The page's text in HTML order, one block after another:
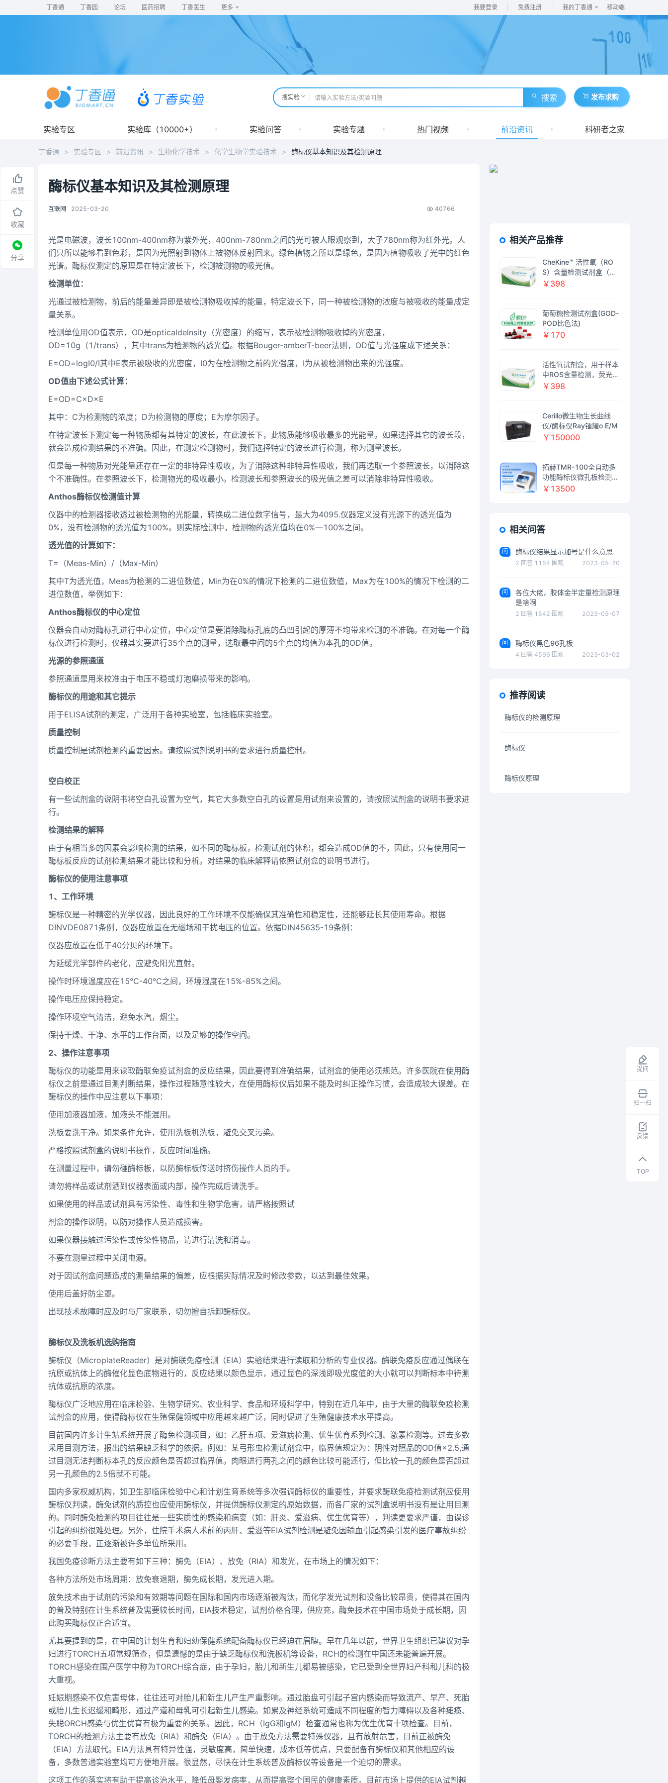
丁香通 丁香园 论坛 医药招聘 丁香医生 更多 我要登录 免费注册 我的丁香通 移动端
搜实验 搜索 发布求购
实验专区 实验库（10000+） 实验问答 实验专题 热门视频 前沿资讯 科研者之家
丁香通 > 实验专区 > 前沿资讯 > 生物化学技术 > 化学生物学实验技术 > 酶标仪基本知识及其检测原理
点赞
收藏
分享
酶标仪基本知识及其检测原理
互联网 2025-03-20 40766
光是电磁波，波长100nm-400nm称为紫外光，400nm-780nm之间的光可被人眼观察到，大子780nm称为红外光。人
们只所以能够看到色彩，是因为光照射到物体上被物体反射回来。绿色植物之所以是绿色，是因为植物吸收了光中的红色
光谱。酶标仪测定的原理是在特定波长下，检测被测物的吸光值。
检测单位：
光通过被检测物，前后的能量差异即是被检测物吸收掉的能量，特定波长下，同一种被检测物的浓度与被吸收的能量成定
量关系。
检测单位用OD值表示，OD是opticaldelnsity（光密度）的缩写，表示被检测物吸收掉的光密度，
OD=10g（1/trans），其中trans为检测物的透光值。根据Bouger-amberT-beer法则，OD值与光强度成下述关系：
E=OD=logⅠ0/Ⅰ其中E表示被吸收的光密度，Ⅰ0为在检测物之前的光强度，Ⅰ为从被检测物出来的光强度。
OD值由下述公式计算：
E=OD=C×D×E
其中：C为检测物的浓度；D为检测物的厚度；E为摩尔因子。
在特定波长下测定每一种物质都有其特定的波长，在此波长下，此物质能够吸收最多的光能量。如果选择其它的波长段，
就会造成检测结果的不准确。因此，在测定检测物时，我们选择特定的波长进行检测，称为测量波长。
但是每一种物质对光能量还存在一定的非特异性吸收，为了消除这种非特异性吸收，我们再选取一个参照波长，以消除这
个不准确性。在参照波长下，检测物光的吸收最小。检测波长和参照波长的吸光值之差可以消除非特异性吸收。
Anthos酶标仪检测值计算
仪器中的检测器接收透过被检测物的光能量，转换成二进位数字信号，最大为4095.仪器定义没有光源下的透光值为
0%，没有检测物的透光值为100%。则实际检测中，检测物的透光值均在0%一100%之间。
透光值的计算如下：
T=（Meas-Min）/（Max-Min）
其中T为透光值，Meas为检测的二进位数值，Min为在0%的情况下检测的二进位数值，Max为在100%的情况下检测的二
进位数值，举例如下：
Anthos酶标仪的中心定位
仪器会自动对酶标孔进行中心定位，中心定位是要消除酶标孔底的凸凹引起的厚薄不均带来检测的不准确。在对每一个酶
标仪进行检测时，仪器其实要进行35个点的测量，选取最中间的5个点的均值为本孔的OD值。
光源的参照通道
参照通道是用来校准由于电压不稳或灯泡磨损带来的影响。
酶标仪的用途和其它提示
用于ELISA试剂的测定，广泛用于各种实验室，包括临床实验室。
质量控制
质量控制是试剂检测的重要因素。请按照试剂说明书的要求进行质量控制。
空白校正
有一些试剂盒的说阴书将空白孔设置为空气，其它大多数空白孔的设置是用试剂来设置的，请按照试剂盒的说明书要求进
行。
检测结果的解释
由于有相当多的因素会影响检测的结果，如不同的酶标板，检测试剂的体积，都会造成OD值的不，因此，只有使用同一
酶标板反应的试剂检测结果才能比较和分析。对结果的临床解释请依照试剂盒的说明书进行。
酶标仪的使用注意事项
1、工作环境
酶标仪是一种精密的光学仪器，因此良好的工作环境不仅能确保其准确性和稳定性，还能够延长其使用寿命。根据
DINVDE0871条例，仪器应放置在无磁场和干扰电压的位置。依据DIN45635-19条例：
仪器应放置在低于40分贝的环境下。
为延缓光学部件的老化，应避免阳光直射。
操作时环境温度应在15℃-40℃之间，环境湿度在15%-85%之间。
操作电压应保持稳定。
操作环境空气清洁，避免水汽，烟尘。
保持干燥、干净、水平的工作台面，以及足够的操作空间。
2、操作注意事项
酶标仪的功能是用来读取酶联免疫试剂盒的反应结果，因此要得到准确结果，试剂盒的使用必须规范。许多医院在使用酶
标仪之前是通过目测判断结果，操作过程随意性较大，在使用酶标仪后如果不能及时纠正操作习惯，会造成较大误差。在
酶标仪的操作中应注意以下事项：
使用加液器加液，加液头不能混用。
洗板要洗干净。如果条件允许，使用洗板机洗板，避免交叉污染。
严格按照试剂盒的说明书操作，反应时间准确。
在测量过程中，请勿碰酶标板，以防酶标板传送时挤伤操作人员的手。
请勿将样品或试剂洒到仪器表面或内部，操作完成后请洗手。
如果使用的样品或试剂具有污染性、毒性和生物学危害，请严格按照试
剂盒的操作说明，以防对操作人员造成损害。
如果仪器接触过污染性或传染性物品，请进行清洗和消毒。
不要在测量过程中关闭电源。
对于因试剂盒问题造成的测量结果的偏差，应根据实际情况及时修改参数，以达到最佳效果。
使用后盖好防尘罩。
出现技术故障时应及时与厂家联系，切勿擅自拆卸酶标仪。
酶标仪及洗板机选购指南
酶标仪（MicroplateReader）是对酶联免疫检测（EIA）实验结果进行读取和分析的专业仪器。酶联免疫反应通过偶联在
抗原或抗体上的酶催化显色底物进行的，反应结果以颜色显示，通过显色的深浅即吸光度值的大小就可以判断标本中待测
抗体或抗原的浓度。
酶标仪广泛地应用在临床检验、生物学研究、农业科学、食品和环境科学中，特别在近几年中，由于大量的酶联免疫检测
试剂盒的应用，使得酶标仪在生殖保健领域中应用越来越广泛，同时促进了生殖健康技术水平提高。
目前国内许多计生站系统开展了酶免检测项目，如：乙肝五项、爱滋病检测、优生优育系列检测、激素检测等。过去多数
采用目测方法，报出的结果缺乏科学的依据。例如：某弓形虫检测试剂盒中，临界值规定为：阴性对照品的OD值×2.5,通
过目测无法判断标本孔的反应颜色是否超过临界值。肉眼进行两孔之间的颜色比较可能还行，但比较一孔的颜色是否超过
另一孔颜色的2.5倍就不可能。
国内多家权威机构，如卫生部临床检验中心和计划生育系统等多次强调酶标仪的重要性，并要求酶联免疫检测试剂应使用
酶标仪判读，酶免试剂的质控也应使用酶标仪，并提供酶标仪测定的原始数据，而各厂家的试剂盒说明书没有是让用目测
的。同时酶免检测的项目往往是一些实质性的感染和病变（如：肝炎、爱滋病、优生优育等），判读更要求严谨，由误诊
引起的纠纷很难处理。另外，住院手术病人术前的丙肝、爱滋等EIA试剂检测是避免因输血引起感染引发的医疗事故纠纷
的必要手段，正逐渐被许多单位所采用。
我国免疫诊断方法主要有如下三种：酶免（EIA）、放免（RIA）和发光，在市场上的情况如下：
各种方法所处市场周期：放免衰退期，酶免成长期，发光进入期。
放免技术由于试剂的污染和有效期等问题在国际和国内市场逐渐被淘汰，而化学发光试剂和设备比较昂贵，使得其在国内
的普及特别在计生系统普及需要较长时间，EIA技术稳定，试剂价格合理，供应充，酶免技术在中国市场处于成长期，因
此购买酶标仪正合适宜。
尤其要提到的是，在中国的计划生育和妇幼保健系统配备酶标仪已经迫在眉睫。早在几年以前，世界卫生组织已建议对孕
妇进行TORCH五项常规筛查，但是遗憾的是由于缺乏酶标仪和洗板机等设备，RCH的检测在中国还未能普遍开展。
TORCH感染在围产医学中称为TORCH综合症，由于孕妇，胎儿和新生儿都易被感染，它已受到全世界妇产科和儿科的极
大重视。
妊娠期感染不仅危害母体，往往还可对胎儿和新生儿产生严重影响。通过胎盘可引起子宫内感染而导致流产、早产、死胎
或胎儿生长迟缓和畸形，通过产道和母乳可引起新生儿感染。如累及神经系统可造成不同程度的智力障碍以及各种瘫痪、
失聪ORCH感染与优生优育有极为重要的关系。因此，RCH（IgG和IgM）检查通常也称为优生优育十项检查。目前，
TORCH的检测方法主要有放免（RIA）和酶免（EIA）。由于放免方法需要特殊仪器，且有放射危害，目前正被酶免
（EIA）方法取代。EIA方法具有特异性强，灵敏度高，简单快速，成本低等优点，只要配备有酶标仪和其他相应的设
备，多数普通实验室均可方便地开展。很显然，尽快在计生系统普及酶标仪等设备是一个迫切的需求。
这项工作的落实将有助于提高诊治水平，降低母婴发病率，从而提高整个国民的健康素质。目前市场上提供的EIA试剂越
相关产品推荐
CheKine™ 活性氧（RO
S）含量检测试剂盒（荧
光酶标仪法）
￥398
葡萄糖检测试剂盒(GOD-
POD比色法)
￥170
活性氧试剂盒，用于样本
中ROS含量检测，荧光酶
标仪法，ROS Detection
￥398
Cerillo微生物生长曲线
仪/酶标仪Ray镭耀o E/M
￥150000
拓赫TMR-100全自动多
功能酶标仪微孔板检测器
变相光电比色计免疫病理
￥13500
相关问答
问 酶标仪结果显示加号是什么意思
2 回答 1154 围观 2023-05-20
问
各位大佬，胶体金半定量检测原理
是啥啊
2 回答 1542 围观 2023-05-07
问 酶标仪黑色96孔板
4 回答 4596 围观 2023-03-02
推荐阅读
酶标仪的检测原理
酶标仪
酶标仪原理
提问
扫一扫
取
干
资
料
反馈
TOP